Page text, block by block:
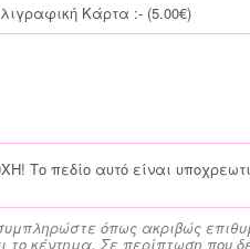
Κάρτα :- (5.00€)
Το πεδίο αυτό είναι